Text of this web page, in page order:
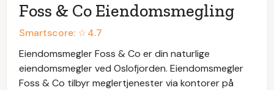
Foss & Co Eiendomsmegling
Smartscore: ☆4.7
Eiendomsmegler Foss & Co er din naturlige
eiendomsmegler ved Oslofjorden. Eiendomsmegler
Foss & Co tilbyr meglertjenester via kontorer på